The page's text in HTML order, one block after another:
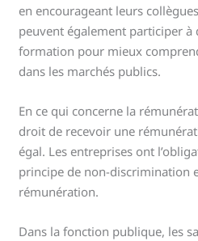
en encourageant leurs
peuvent également participer à
formation pour mieux
dans les marchés publics.
En ce qui concerne la
droit de recevoir une
égal. Les entreprises ont
principe de non-discrimination
rémunération.
Dans la fonction publique, les